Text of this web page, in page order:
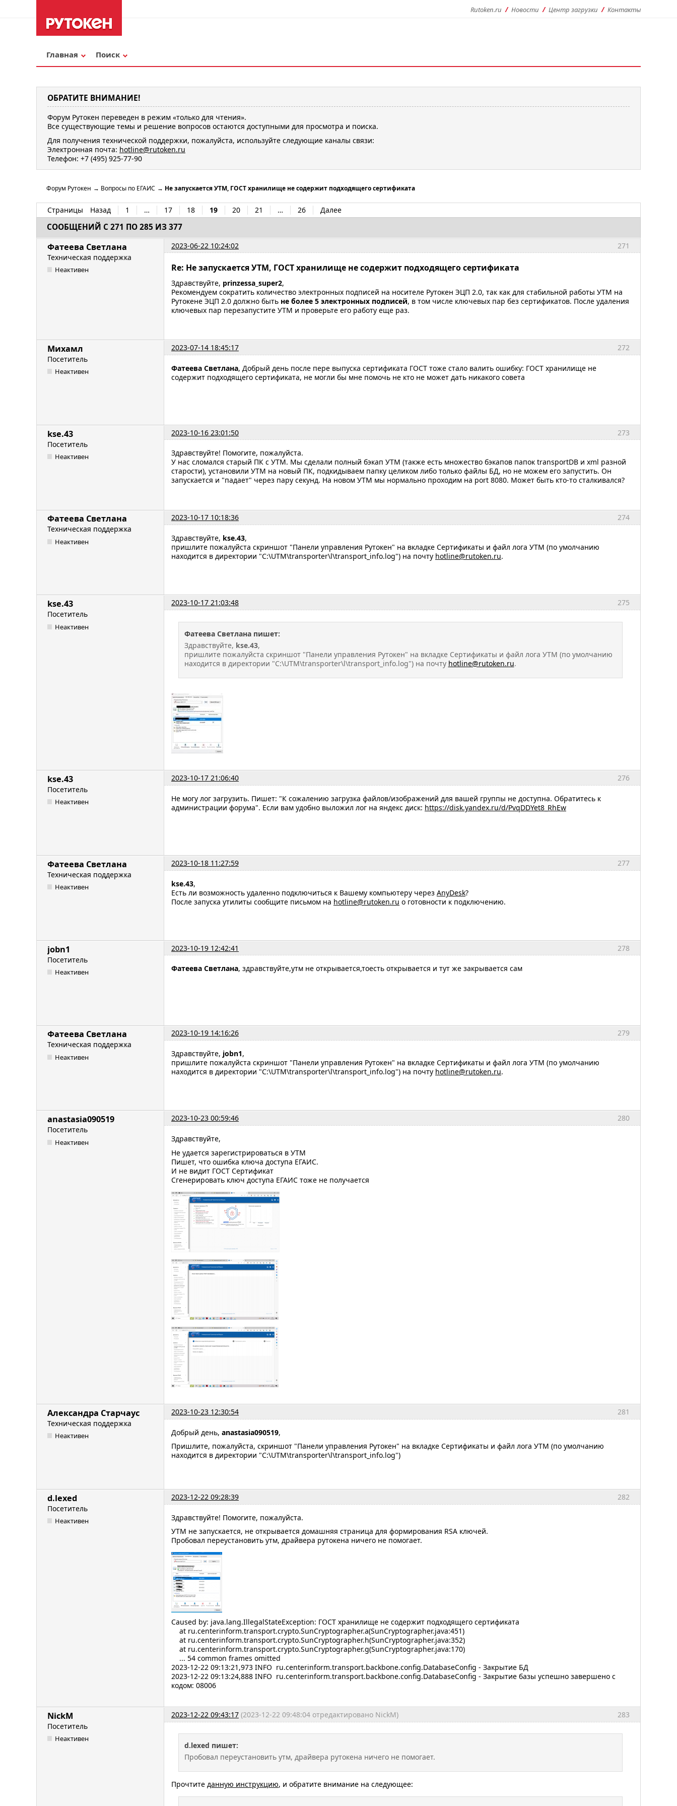
Rutoken.ru Новости Центр загрузки Контакты
Главная Поиск
ОБРАТИТЕ ВНИМАНИЕ!
Форум Рутокен переведен в режим «только для чтения».
Все существующие темы и решение вопросов остаются доступными для просмотра и поиска.
Для получения технической поддержки, пожалуйста, используйте следующие каналы связи:
Электронная почта: hotline@rutoken.ru
Телефон: +7 (495) 925-77-90
Форум Рутокен → Вопросы по ЕГАИС → Не запускается УТМ, ГОСТ хранилище не содержит подходящего сертификата
Страницы Назад 1 … 17 18 19 20 21 … 26 Далее
СООБЩЕНИЙ С 271 ПО 285 ИЗ 377
271
Фатеева Светлана
2023-06-22 10:24:02
Техническая поддержка
Неактивен Re: Не запускается УТМ, ГОСТ хранилище не содержит подходящего сертификата
Здравствуйте, prinzessa_super2,
Рекомендуем сократить количество электронных подписей на носителе Рутокен ЭЦП 2.0, так как для стабильной работы УТМ на
Рутокене ЭЦП 2.0 должно быть не более 5 электронных подписей, в том числе ключевых пар без сертификатов. После удаления
ключевых пар перезапустите УТМ и проверьте его работу еще раз.
272
Михамл
2023-07-14 18:45:17
Посетитель
Неактивен Фатеева Светлана, Добрый день после пере выпуска сертификата ГОСТ тоже стало валить ошибку: ГОСТ хранилище не
содержит подходящего сертификата, не могли бы мне помочь не кто не может дать никакого совета
273
kse.43
2023-10-16 23:01:50
Посетитель
Неактивен
Здравствуйте! Помогите, пожалуйста.
У нас сломался старый ПК с УТМ. Мы сделали полный бэкап УТМ (также есть множество бэкапов папок transportDB и xml разной
старости), установили УТМ на новый ПК, подкидываем папку целиком либо только файлы БД, но не можем его запустить. Он
запускается и "падает" через пару секунд. На новом УТМ мы нормально проходим на port 8080. Может быть кто-то сталкивался?
274
Фатеева Светлана
2023-10-17 10:18:36
Техническая поддержка
Неактивен Здравствуйте, kse.43,
пришлите пожалуйста скриншот "Панели управления Рутокен" на вкладке Сертификаты и файл лога УТМ (по умолчанию
находится в директории "C:\UTM\transporter\l\transport_info.log") на почту hotline@rutoken.ru.
275
kse.43
2023-10-17 21:03:48
Посетитель
Неактивен
Фатеева Светлана пишет:
Здравствуйте, kse.43,
пришлите пожалуйста скриншот "Панели управления Рутокен" на вкладке Сертификаты и файл лога УТМ (по умолчанию
находится в директории "C:\UTM\transporter\l\transport_info.log") на почту hotline@rutoken.ru.
276
kse.43
2023-10-17 21:06:40
Посетитель
Неактивен
Не могу лог загрузить. Пишет: "К сожалению загрузка файлов/изображений для вашей группы не доступна. Обратитесь к
администрации форума". Если вам удобно выложил лог на яндекс диск: https://disk.yandex.ru/d/PvqDDYet8_RhEw
277
Фатеева Светлана
2023-10-18 11:27:59
Техническая поддержка
Неактивен kse.43,
Есть ли возможность удаленно подключиться к Вашему компьютеру через AnyDesk?
После запуска утилиты сообщите письмом на hotline@rutoken.ru о готовности к подключению.
278
jobn1
2023-10-19 12:42:41
Посетитель
Неактивен Фатеева Светлана, здравствуйте,утм не открывается,тоесть открывается и тут же закрывается сам
279
Фатеева Светлана
2023-10-19 14:16:26
Техническая поддержка
Неактивен Здравствуйте, jobn1,
пришлите пожалуйста скриншот "Панели управления Рутокен" на вкладке Сертификаты и файл лога УТМ (по умолчанию
находится в директории "C:\UTM\transporter\l\transport_info.log") на почту hotline@rutoken.ru.
280
anastasia090519
2023-10-23 00:59:46
Посетитель
Неактивен
Здравствуйте,
Не удается зарегистрироваться в УТМ
Пишет, что ошибка ключа доступа ЕГАИС.
И не видит ГОСТ Сертификат
Сгенерировать ключ доступа ЕГАИС тоже не получается
281
Александра Старчаус
2023-10-23 12:30:54
Техническая поддержка
Неактивен Добрый день, anastasia090519,
Пришлите, пожалуйста, скриншот "Панели управления Рутокен" на вкладке Сертификаты и файл лога УТМ (по умолчанию
находится в директории "C:\UTM\transporter\l\transport_info.log")
282
d.lexed
2023-12-22 09:28:39
Посетитель
Неактивен
Здравствуйте! Помогите, пожалуйста.
УТМ не запускается, не открывается домашняя страница для формирования RSA ключей.
Пробовал переустановить утм, драйвера рутокена ничего не помогает.
Caused by: java.lang.IllegalStateException: ГОСТ хранилище не содержит подходящего сертификата
at ru.centerinform.transport.crypto.SunCryptographer.a(SunCryptographer.java:451)
at ru.centerinform.transport.crypto.SunCryptographer.h(SunCryptographer.java:352)
at ru.centerinform.transport.crypto.SunCryptographer.g(SunCryptographer.java:170)
... 54 common frames omitted
2023-12-22 09:13:21,973 INFO ru.centerinform.transport.backbone.config.DatabaseConfig - Закрытие БД
2023-12-22 09:13:24,888 INFO ru.centerinform.transport.backbone.config.DatabaseConfig - Закрытие базы успешно завершено с
кодом: 08006
283
NickM 2023-12-22 09:43:17 (2023-12-22 09:48:04 отредактировано NickM)
Посетитель
Неактивен
d.lexed пишет:
Пробовал переустановить утм, драйвера рутокена ничего не помогает.
Прочтите данную инструкцию, и обратите внимание на следующее: